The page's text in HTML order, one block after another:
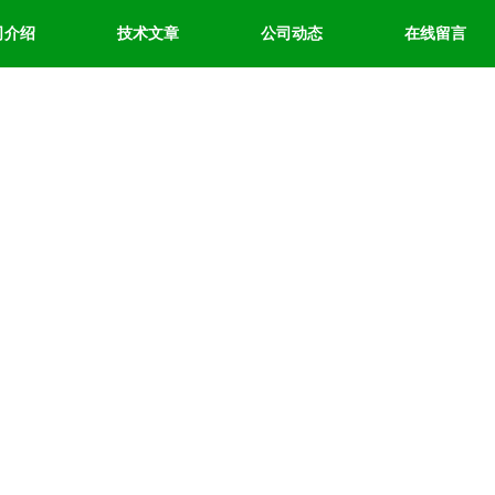
介绍 技术文章 公司动态 在线留言